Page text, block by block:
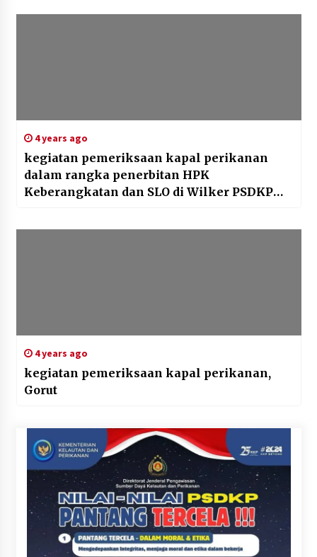
4 years ago
kegiatan pemeriksaan kapal perikanan
dalam rangka penerbitan HPK
Keberangkatan dan SLO di Wilker PSDKP
4 years ago
kegiatan pemeriksaan kapal perikanan,
Gorut